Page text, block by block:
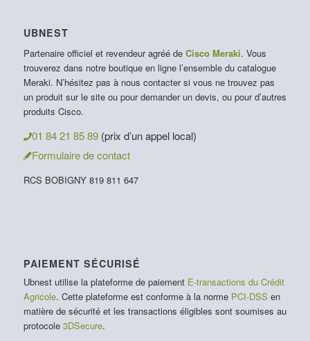
UBNEST
Partenaire officiel et revendeur agréé de Cisco Meraki. Vous
trouverez dans notre boutique en ligne l’ensemble du catalogue
Meraki. N’hésitez pas à nous contacter si vous ne trouvez pas
un produit sur le site ou pour demander un devis, ou pour d’autres
produits Cisco.
01 84 21 85 89 (prix d’un appel local)
Formulaire de contact
RCS BOBIGNY 819 811 647
PAIEMENT SÉCURISÉ
Ubnest utilise la plateforme de paiement E-transactions du Crédit
Agricole. Cette plateforme est conforme à la norme PCI-DSS en
matière de sécurité et les transactions éligibles sont soumises au
protocole 3DSecure.